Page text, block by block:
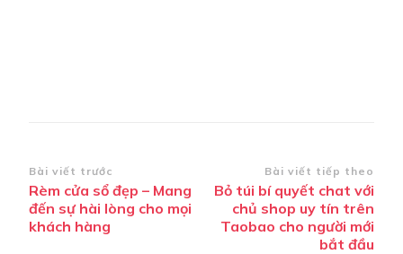
Điều
hướng
bài
Bài viết trước
Rèm cửa sổ đẹp – Mang
đến sự hài lòng cho mọi
khách hàng
Bài viết tiếp theo
Bỏ túi bí quyết chat với
chủ shop uy tín trên
Taobao cho người mới
bắt đầu